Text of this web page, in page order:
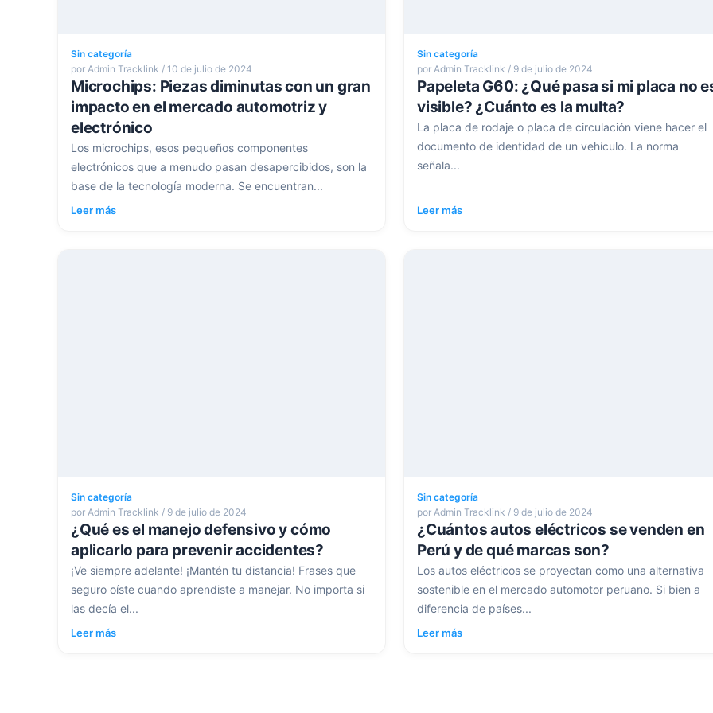
Sin categoría
por Admin Tracklink / 10 de julio de 2024
Microchips: Piezas diminutas con un gran
impacto en el mercado automotriz y
electrónico
Los microchips, esos pequeños componentes
electrónicos que a menudo pasan desapercibidos, son la
base de la tecnología moderna. Se encuentran...
Leer más
Sin categoría
por Admin Tracklink / 9 de julio de 2024
Papeleta G60: ¿Qué pasa si mi placa no
visible? ¿Cuánto es la multa?
La placa de rodaje o placa de circulación viene hacer el
documento de identidad de un vehículo. La norma
señala...
Leer más
Sin categoría
por Admin Tracklink / 9 de julio de 2024
¿Qué es el manejo defensivo y cómo
aplicarlo para prevenir accidentes?
¡Ve siempre adelante! ¡Mantén tu distancia! Frases que
seguro oíste cuando aprendiste a manejar. No importa si
las decía el...
Leer más
Sin categoría
por Admin Tracklink / 9 de julio de 2024
¿Cuántos autos eléctricos se venden en
Perú y de qué marcas son?
Los autos eléctricos se proyectan como una alternativa
sostenible en el mercado automotor peruano. Si bien a
diferencia de países...
Leer más